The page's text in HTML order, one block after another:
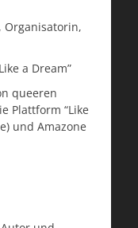
a Dream”
queeren
Plattform “Like
und Amazone